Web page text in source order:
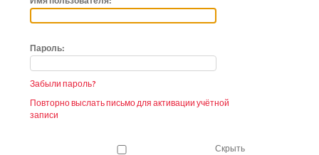
Пароль:
Забыли пароль?
Повторно выслать письмо для активации учётной
записи
Скрыть